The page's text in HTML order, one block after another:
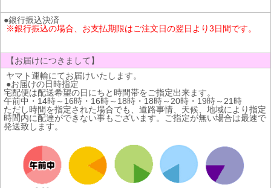
●銀行振込決済
※銀行振込の場合、お支払期限はご注文日の翌日より3日間です。
【お届けにつきまして】
ヤマト運輸にてお届けいたします。
●お届けの日時指定
宅配便は配送希望の日にちと時間帯をご指定出来ます。
午前中・14時～16時・16時～18時・18時～20時・19時～21時
ただし時間を指定された場合でも、道路事情、天候、地域により指定
時間内に配達ができない事もございます。ご指定が無い場合は最速で
発送致します。